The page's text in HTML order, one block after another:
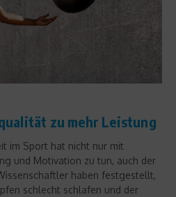
zu mehr Leistung
im Sport hat nicht nur mit
und Motivation zu tun, auch der
haben festgestellt,
schlecht schlafen und der